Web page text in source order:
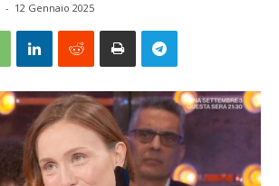
- 12 Gennaio 2025